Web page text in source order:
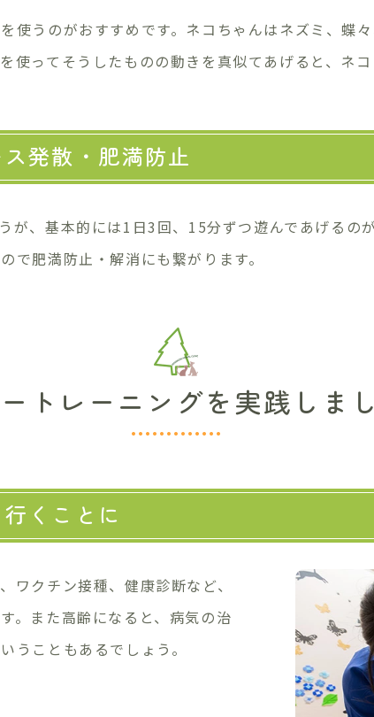
使うのがおすすめです。ネコちゃんはネズミ、蝶
使ってそうしたものの動きを真似てあげると、ネ
発散・肥満防止
が、基本的には1日3回、15分ずつ遊んであげるの
で肥満防止・解消にも繋がります。
トレーニングを実践しま
くことに
ワクチン接種、健康診断など、
。また高齢になると、病気の治
うこともあるでしょう。